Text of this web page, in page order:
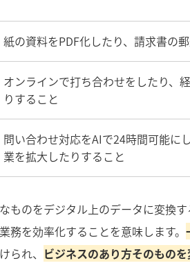
紙の資料をPDF化したり、請求書の
オンラインで打ち合わせをしたり、
りすること
問い合わせ対応をAIで24時間可能に
業を拡大したりすること
ものをデジタル上のデータに変換
務を効率化することを意味します。
られ、 ビジネスのあり方そのものを